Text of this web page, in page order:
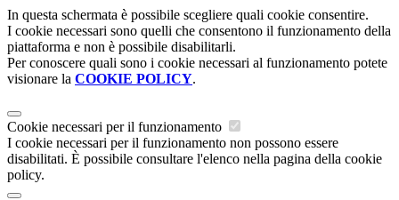
In questa schermata è possibile scegliere quali cookie consentire.
I cookie necessari sono quelli che consentono il funzionamento della
piattaforma e non è possibile disabilitarli.
Per conoscere quali sono i cookie necessari al funzionamento potete
visionare la COOKIE POLICY.
Cookie necessari per il funzionamento
I cookie necessari per il funzionamento non possono essere
disabilitati. È possibile consultare l'elenco nella pagina della cookie
policy.